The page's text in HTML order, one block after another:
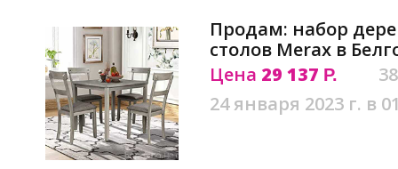
Продам: набор
столов Merax в
Цена 29 137 Р.
24 января 2023 г. в